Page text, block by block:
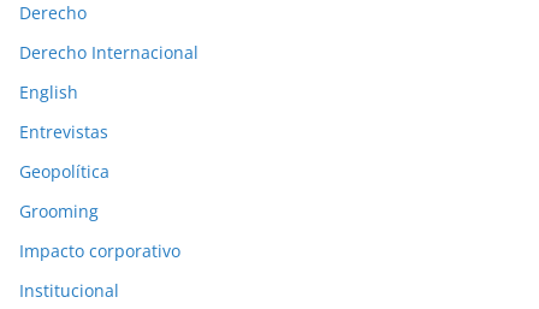
r
i
o
e
s
Derecho
Derecho Internacional
English
Entrevistas
Geopolítica
Grooming
Impacto corporativo
Institucional